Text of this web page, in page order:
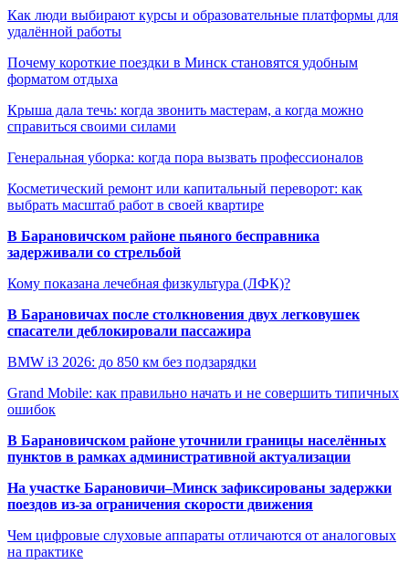
Как люди выбирают курсы и образовательные платформы для
удалённой работы
Почему короткие поездки в Минск становятся удобным
форматом отдыха
Крыша дала течь: когда звонить мастерам, а когда можно
справиться своими силами
Генеральная уборка: когда пора вызвать профессионалов
Косметический ремонт или капитальный переворот: как
выбрать масштаб работ в своей квартире
В Барановичском районе пьяного бесправника
задерживали со стрельбой
Кому показана лечебная физкультура (ЛФК)?
В Барановичах после столкновения двух легковушек
спасатели деблокировали пассажира
BMW i3 2026: до 850 км без подзарядки
Grand Mobile: как правильно начать и не совершить типичных
ошибок
В Барановичском районе уточнили границы населённых
пунктов в рамках административной актуализации
На участке Барановичи–Минск зафиксированы задержки
поездов из-за ограничения скорости движения
Чем цифровые слуховые аппараты отличаются от аналоговых
на практике